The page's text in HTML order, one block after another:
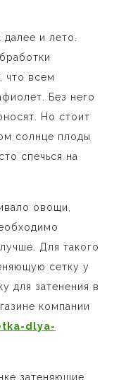
и лето.
что всем
Без него
Но стоит
солнце плоды
спечься на
овощи,
Для такого
сетку у
для затенения в
компании
dlya-
затеняющие